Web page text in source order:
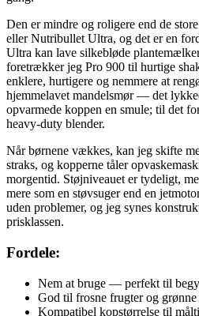
Den er mindre og roligere end de
eller Nutribullet Ultra, og det er en
Ultra kan lave silkebløde
foretrækker jeg Pro 900 til hurtige
enklere, hurtigere og nemmere at
hjemmelavet mandelsmør — det
opvarmede koppen en smule; til det
heavy-duty blender.
Når børnene vækkes, kan jeg skifte
straks, og kopperne tåler
morgentid. Støjniveauet er tydeligt,
mere som en støvsuger end en
uden problemer, og jeg synes
prisklassen.
Fordele:
Nem at bruge — perfekt til
God til frosne frugter og grønne
Kompatibel kopstørrelse til